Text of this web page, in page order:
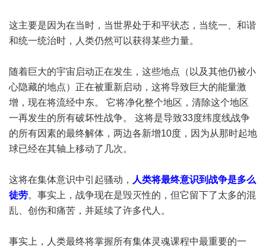
这主要是因为在当时，当世界处于和平状态，当统一、和谐
和统一统治时，人类仍然可以获得某些力量。
随着巨大的宇宙启动正在发生，这些地点（以及其他仍被小
心隐藏的地点）正在被重新启动，这将导致巨大的能量激
增，现在将流经中东。 它将净化整个地区，清除这个地区
一再发生的所有破坏性战争。 这将是导致33度纬度线战争
的所有因素的最终解体，两边各新增10度，因为从那时起地
球已经在其轴上移动了几次。
这将在集体意识中引起骚动， 人类将最终意识到战争是多么
徒劳。事实上，战争现在是毁灭性的，但它留下了太多的混
乱、创伤和痛苦，并延续了许多代人。
事实上，人类最终将掌握所有集体灵魂课程中最重要的一